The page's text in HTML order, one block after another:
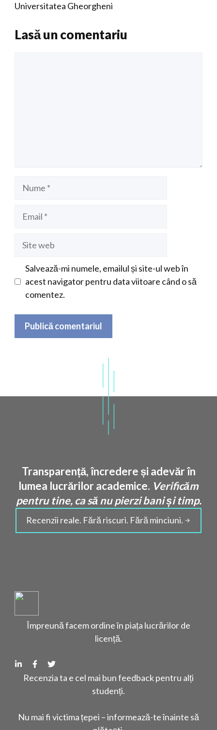
Universitatea Gheorgheni
Lasă un comentariu
Salvează-mi numele, emailul și site-ul web în
acest navigator pentru data viitoare când o să
comentez.
Transparență, încredere și adevăr în
lumea lucrărilor academice. Verificăm
pentru tine, ca să nu pierzi bani și timp.
Recenzii reale. Fără riscuri. Fără minciuni.
Împreună facem ordine în piața lucrărilor de
licență.
Recenzia ta e cel mai bun feedback pentru alți
studenți.
Nu mai fi victima țepei – informează-te înainte să